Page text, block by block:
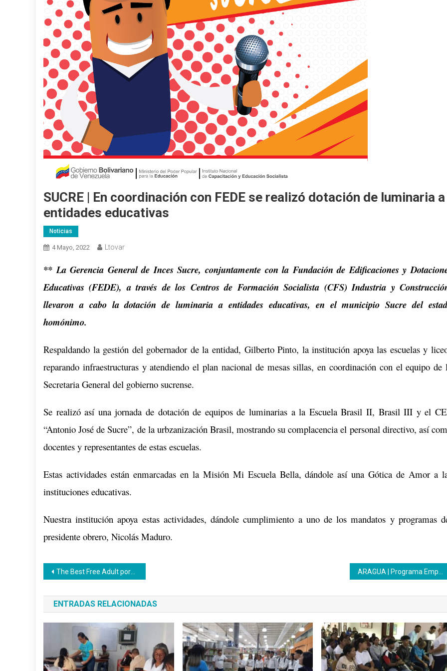
SUCRE | En coordinación con FEDE se realizó dotación de luminaria a
entidades educativas
Noticias
4 Mayo, 2022 Ltovar
** La Gerencia General de Inces Sucre, conjuntamente con la Fundación de Edificaciones y
Educativas (FEDE), a través de los Centros de Formación Socialista (CFS) Industria y
llevaron a cabo la dotación de luminaria a entidades educativas, en el municipio Sucre del
homónimo.
Respaldando la gestión del gobernador de la entidad, Gilberto Pinto, la institución apoya las escuelas y
reparando infraestructuras y atendiendo el plan nacional de mesas sillas, en coordinación con el equipo de
Secretaria General del gobierno sucrense.
Se realizó así una jornada de dotación de equipos de luminarias a la Escuela Brasil II, Brasil III y el
“Antonio José de Sucre”, de la urbzanización Brasil, mostrando su complacencia el personal directivo, así
docentes y representantes de estas escuelas.
Estas actividades están enmarcadas en la Misión Mi Escuela Bella, dándole así una Gótica de Amor a
instituciones educativas.
Nuestra institución apoya estas actividades, dándole cumplimiento a uno de los mandatos y programas
presidente obrero, Nicolás Maduro.
Navegación
de
entradas
The Best Free Adult porn Games
ENTRADAS RELACIONADAS